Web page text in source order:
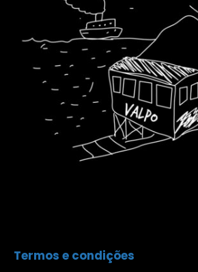
Termos e condições